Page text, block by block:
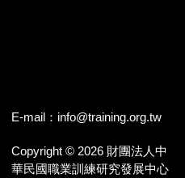
E-mail： info@training.org.tw
Copyright © 2026 財團法人中
華民國職業訓練研究發展中心